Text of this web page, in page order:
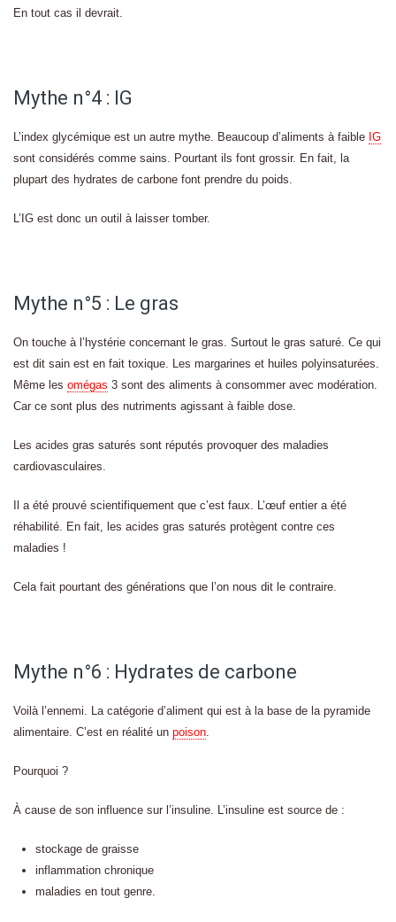
En tout cas il devrait.
Mythe n°4 : IG
L’index glycémique est un autre mythe. Beaucoup d’aliments à faible IG
sont considérés comme sains. Pourtant ils font grossir. En fait, la
plupart des hydrates de carbone font prendre du poids.
L’IG est donc un outil à laisser tomber.
Mythe n°5 : Le gras
On touche à l’hystérie concernant le gras. Surtout le gras saturé. Ce qui
est dit sain est en fait toxique. Les margarines et huiles polyinsaturées.
Même les omégas 3 sont des aliments à consommer avec modération.
Car ce sont plus des nutriments agissant à faible dose.
Les acides gras saturés sont réputés provoquer des maladies
cardiovasculaires.
Il a été prouvé scientifiquement que c’est faux. L’œuf entier a été
réhabilité. En fait, les acides gras saturés protègent contre ces
maladies !
Cela fait pourtant des générations que l’on nous dit le contraire.
Mythe n°6 : Hydrates de carbone
Voilà l’ennemi. La catégorie d’aliment qui est à la base de la pyramide
alimentaire. C’est en réalité un poison.
Pourquoi ?
À cause de son influence sur l’insuline. L’insuline est source de :
stockage de graisse
inflammation chronique
maladies en tout genre.